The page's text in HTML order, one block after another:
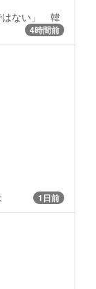
はない」 韓
4時間前
1日前